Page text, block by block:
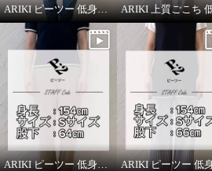
ARIKI ピーツー 低身長スタッフがはいてみました！
ARIKI ピーツー 低身長スタッフがはいてみました！